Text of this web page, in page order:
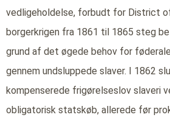
vedligeholdelse, forbudt for District of
borgerkrigen fra 1861 til 1865 steg
grund af det øgede behov for
gennem undsluppede slaver. I 1862
kompenserede frigørelseslov slaveri
obligatorisk statskøb, allerede før